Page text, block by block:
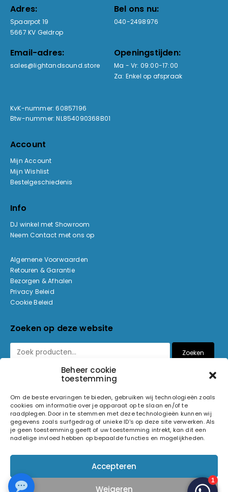
Beheer cookie
toestemming
Om de beste ervaringen te bieden, gebruiken wij technologieën zoals
cookies om informatie over je apparaat op te slaan en/of te
raadplegen. Door in te stemmen met deze technologieën kunnen wij
gegevens zoals surfgedrag of unieke ID's op deze site verwerken. Als
je geen toestemming geeft of uw toestemming intrekt, kan dit een
nadelige invloed hebben op bepaalde functies en mogelijkheden.
Accepteren
Weigeren
Adres:
Spaarpot 19
5667 KV Geldrop
Bel ons nu:
040-2498976
Email-adres:
sales@lightandsound.store
Openingstijden:
Ma - Vr: 09:00-17:00
Za: Enkel op afspraak
KvK-nummer: 60857196
Btw-nummer: NL854090368B01
Account
Mijn Account
Mijn Wishlist
Bestelgeschiedenis
Info
DJ winkel met Showroom
Neem Contact met ons op
Algemene Voorwaarden
Retouren & Garantie
Bezorgen & Afhalen
Privacy Beleid
Cookie Beleid
Zoeken op deze website
Zoeken
© 2026 Light and Sound Factory. Alle rechten voorbehouden.